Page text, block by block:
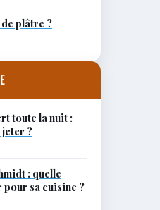
plâtre ?
toute la nuit :
?
: quelle
sa cuisine ?